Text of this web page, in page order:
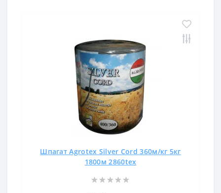
Шпагат Agrotex Silver Cord 360м/кг 5кг
1800м 2860tex